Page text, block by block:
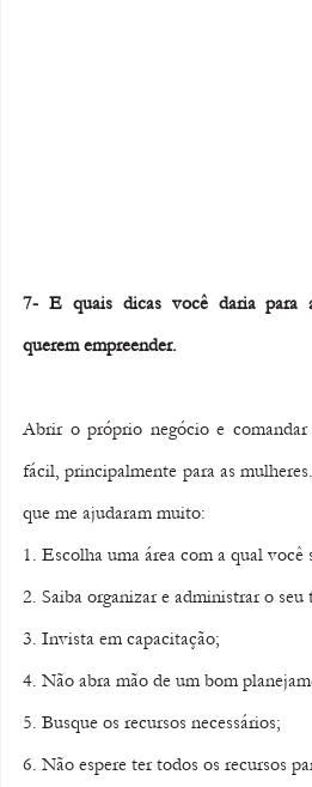
7- E quais dicas você daria para
querem empreender.
Abrir o próprio negócio e comandar
fácil, principalmente para as
que me ajudaram muito:
1. Escolha uma área com a qual você
2. Saiba organizar e administrar o seu
3. Invista em capacitação;
4. Não abra mão de um bom
5. Busque os recursos necessários;
6. Não espere ter todos os recursos